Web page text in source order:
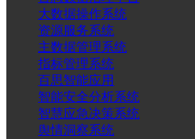
大数据操作系统
资源服务系统
主数据管理系统
指标管理系统
百思智能应用
智能安全分析系统
智慧应急决策系统
舆情洞察系统